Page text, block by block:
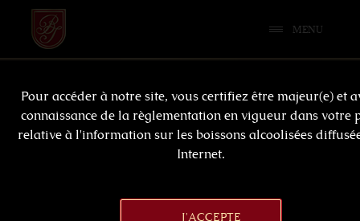
Pour accéder à notre site, vous certifiez être majeur(e) et
connaissance de la règlementation en vigueur dans votre
relative à l'information sur les boissons alcoolisées
Internet.
MENU